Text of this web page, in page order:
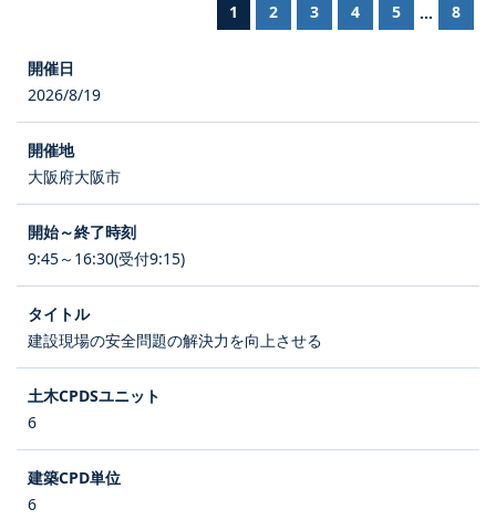
1 2 3 4 5 ... 8
2026/8/19
大阪府大阪市
9:45～16:30(受付9:15)
建設現場の安全問題の解決力を向上させる
6
6